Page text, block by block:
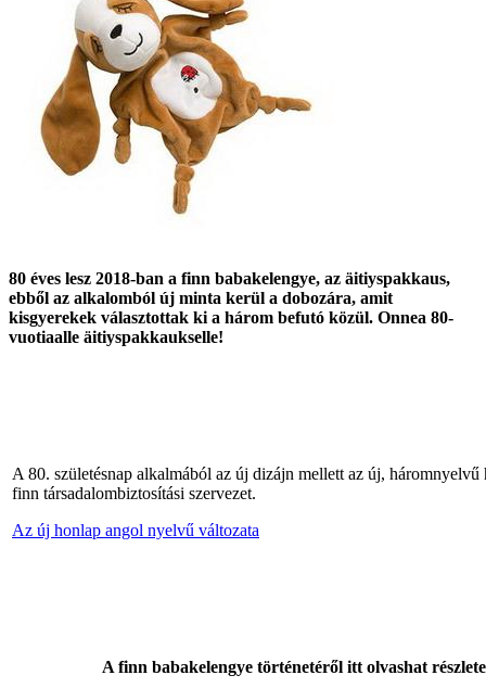
80 éves lesz 2018-ban a finn babakelengye, az äitiyspakkaus,
ebből az alkalomból új minta kerül a dobozára, amit
kisgyerekek választottak ki a három befutó közül. Onnea 80-
vuotiaalle äitiyspakkaukselle!
A 80. születésnap alkalmából az új dizájn mellett az új, háromnyelvű
finn társadalombiztosítási szervezet.
Az új honlap angol nyelvű változata
A finn babakelengye történetéről itt olvashat